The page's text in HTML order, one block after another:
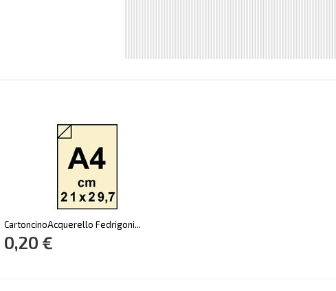
CartoncinoAcquerello Fedrigoni...
0,20 €